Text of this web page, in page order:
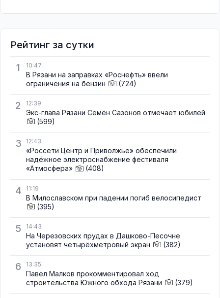
Рейтинг за сутки
1
10:47
В Рязани на заправках «Роснефть» ввели
ограничения на бензин
(724)
2 12:39
Экс-глава Рязани Семён Сазонов отмечает юбилей
(599)
3 12:43
«Россети Центр и Приволжье» обеспечили
надёжное электроснабжение фестиваля
«Атмосфера»
(408)
4 11:19
В Милославском при падении погиб велосипедист
(395)
5 14:43
На Черезовских прудах в Дашково-Песочне
установят четырёхметровый экран
(382)
6 13:35
Павел Малков прокомментировал ход
строительства Южного обхода Рязани
(379)